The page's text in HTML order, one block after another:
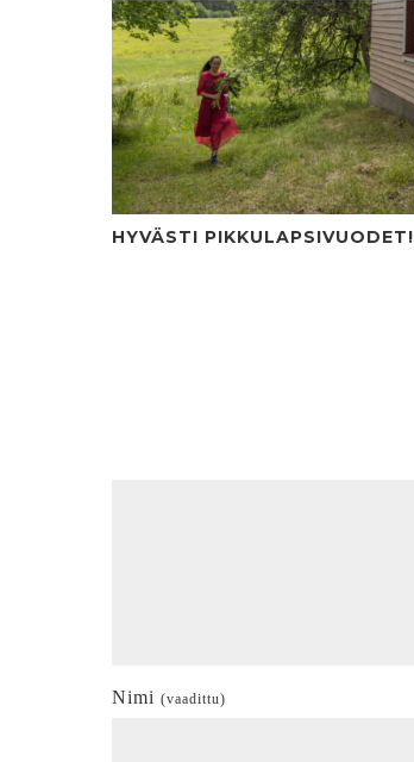
HYVÄSTI PIKKULAPSIVUODET!
Nimi (vaadittu)